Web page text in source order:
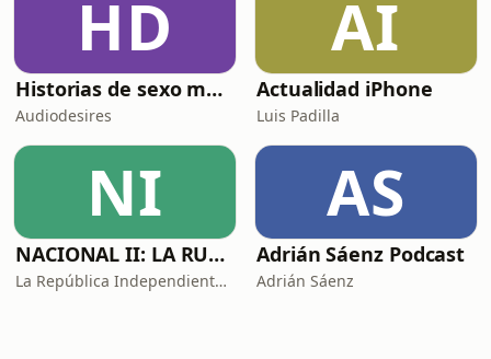
HD
Historias de sexo muy intensas y calientes
Audiodesires
AI
Actualidad iPhone
Luis Padilla
NI
NACIONAL II: LA RUTA DEL EXILIO
La República Independiente de la Radio
AS
Adrián Sáenz Podcast
Adrián Sáenz